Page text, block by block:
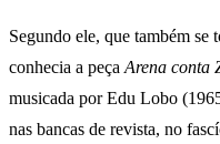
Segundo ele, que também
conhecia a peça Arena conta
musicada por Edu Lobo
nas bancas de revista, no